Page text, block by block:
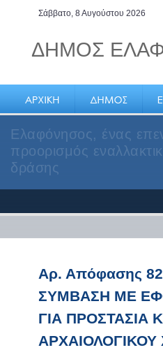
Σάββατο, 8 Αυγούστου 2026
ΔΗΜΟΣ
Ελαφόνησος, ένας
προορισμός
δράσης
Αρ. Απόφασης
ΣΥΜΒΑΣΗ ΜΕ
ΓΙΑ ΠΡΟΣΤΑΣΙΑ